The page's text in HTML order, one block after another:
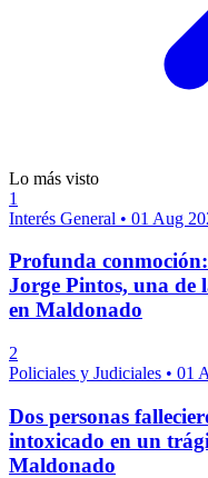
Lo más visto
1
Interés General • 01 Aug
Profunda
Jorge Pintos, una de
en Maldonado
2
Policiales y Judiciales • 01
Dos personas
intoxicado en un
Maldonado